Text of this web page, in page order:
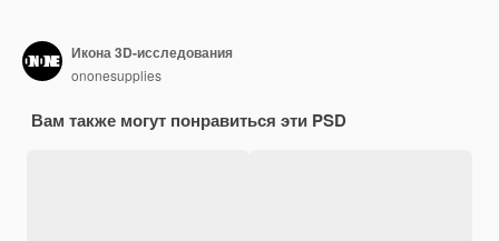
Икона 3D-исследования
ononesupplies
Вам также могут понравиться эти PSD